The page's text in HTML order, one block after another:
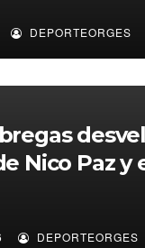
DEPORTEORGES
Nico Paz y
DEPORTEORGES